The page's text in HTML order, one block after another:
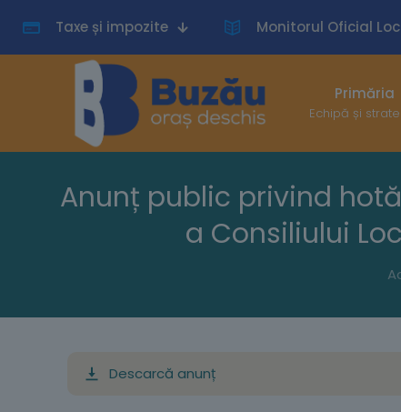
Taxe și impozite Monitorul Oficial
Primăria
Echipă și
Anunț public privind
a Consiliului
Descarcă anunț